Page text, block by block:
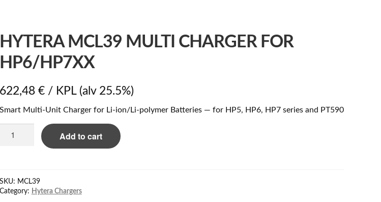
HYTERA MCL39 MULTI CHARGER FOR
HP6/HP7XX
622,48 €/ KPL (alv 25.5%)
Smart Multi-Unit Charger for Li-ion/Li-polymer Batteries — for HP5, HP6, HP7 series and PT590
MCL39
HP6/HP7xx
quantity
Add to cart
SKU: MCL39
Category: Hytera Chargers